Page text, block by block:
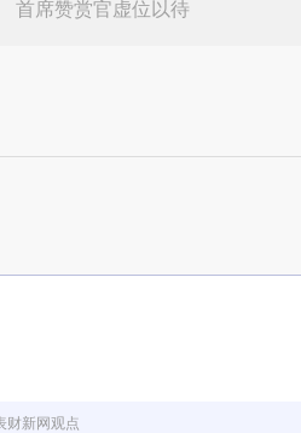
首席赞赏官虚位以待
财新网观点